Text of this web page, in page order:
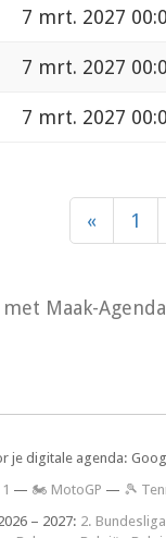
7 mrt. 2027
7 mrt. 2027
7 mrt. 2027
« 1
Maak-
je digitale agenda:
— 🏍 MotoGP — 🎾
– 2027: 2. Bundesliga